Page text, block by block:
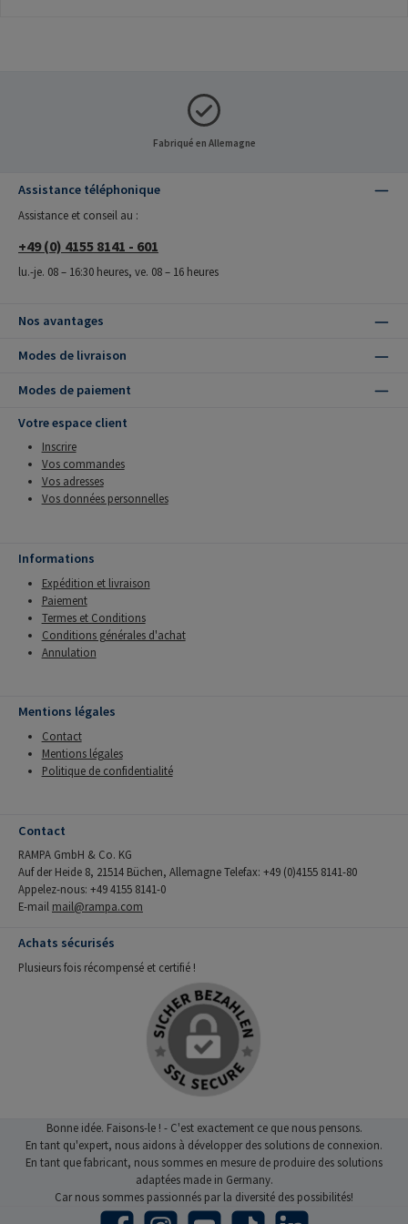
Fabriqué en Allemagne
Assistance téléphonique
Assistance et conseil au :
+49 (0) 4155 8141 - 601
lu.-je. 08 – 16:30 heures, ve. 08 – 16 heures
Nos avantages
Modes de livraison
Modes de paiement
Votre espace client
Inscrire
Vos commandes
Vos adresses
Vos données personnelles
Informations
Expédition et livraison
Paiement
Termes et Conditions
Conditions générales d'achat
Annulation
Mentions légales
Contact
Mentions légales
Politique de confidentialité
Contact
RAMPA GmbH & Co. KG
Auf der Heide 8, 21514 Büchen, Allemagne Telefax: +49 (0)4155 8141-80
Appelez-nous: +49 4155 8141-0
E-mail mail@rampa.com
Achats sécurisés
Plusieurs fois récompensé et certifié !
Bonne idée. Faisons-le ! - C'est exactement ce que nous pensons.
En tant qu'expert, nous aidons à développer des solutions de connexion.
En tant que fabricant, nous sommes en mesure de produire des solutions
adaptées made in Germany.
Car nous sommes passionnés par la diversité des possibilités!